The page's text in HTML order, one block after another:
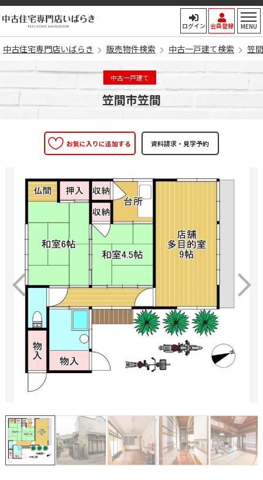
中古住宅専門店いばらき
ログイン 会員登録 MENU
中古住宅専門店いばらき 販売物件検索 中古一戸建て検索 笠
中古一戸建て
笠間市笠間
お気に入りに追加する